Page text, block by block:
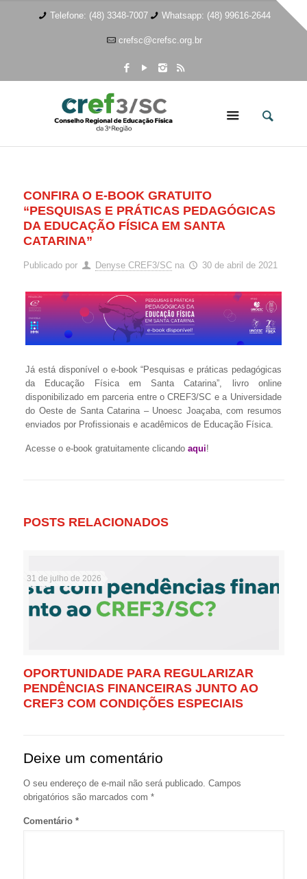
Telefone: (48) 3348-7007 Whatsapp: (48) 99616-2644
crefsc@crefsc.org.br
CONFIRA O E-BOOK GRATUITO
“PESQUISAS E PRÁTICAS PEDAGÓGICAS
DA EDUCAÇÃO FÍSICA EM SANTA
CATARINA”
Publicado por Denyse CREF3/SC na 30 de abril de 2021
Já está disponível o e-book “Pesquisas e práticas pedagógicas
da Educação Física em Santa Catarina”, livro online
disponibilizado em parceria entre o CREF3/SC e a Universidade
do Oeste de Santa Catarina – Unoesc Joaçaba, com resumos
enviados por Profissionais e acadêmicos de Educação Física.
Acesse o e-book gratuitamente clicandoaqui!
POSTS RELACIONADOS
31 de julho de 2026
OPORTUNIDADE PARA REGULARIZAR
PENDÊNCIAS FINANCEIRAS JUNTO AO
CREF3 COM CONDIÇÕES ESPECIAIS
Deixe um comentário
O seu endereço de e-mail não será publicado. Campos
obrigatórios são marcados com *
Comentário *